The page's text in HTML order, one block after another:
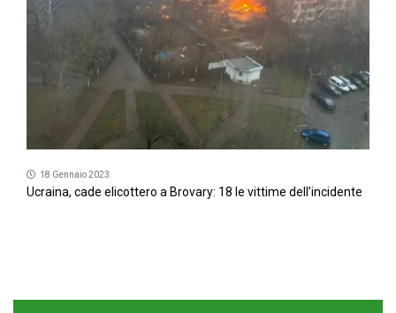
18 Gennaio 2023
Ucraina, cade elicottero a Brovary: 18 le vittime dell’incidente